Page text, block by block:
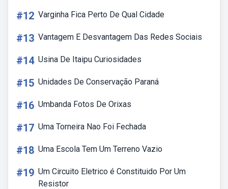
#12 Varginha Fica Perto De Qual Cidade
#13 Vantagem E Desvantagem Das Redes Sociais
#14 Usina De Itaipu Curiosidades
#15 Unidades De Conservação Paraná
#16 Umbanda Fotos De Orixas
#17 Uma Torneira Nao Foi Fechada
#18 Uma Escola Tem Um Terreno Vazio
#19 Um Circuito Eletrico é Constituido Por Um
Resistor